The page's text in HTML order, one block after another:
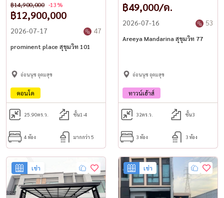
฿12,900,000
฿14,900,000 -13%
2026-07-17 47
prominent place สุขุมวิท 101
อ่อนนุช อุดมสุข
คอนโด
25.90ตร.ว. ชั้น1-4
4 ห้อง มากกว่า 5
฿49,000/ด.
2026-07-16 53
Areeya Mandarina สุขุมวิท 77
อ่อนนุช อุดมสุข
ทาวน์เฮ้าส์
32ตร.ว. ชั้น3
3 ห้อง 3 ห้อง
เช่า เช่า